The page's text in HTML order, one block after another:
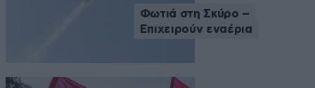
Φωτιά στη Σκύρο –
Επιχειρούν εναέρια